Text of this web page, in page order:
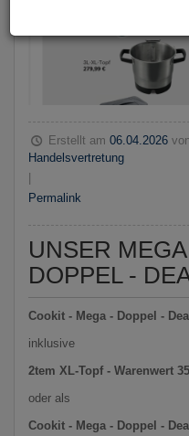
Erstellt am06.04.2026
Handelsvertretung
|
Permalink
UNSER
DOPPEL -
Cookit - Mega - Doppel -
inklusive
2tem XL-Topf - Warenwert
oder als
Cookit - Mega - Doppel -